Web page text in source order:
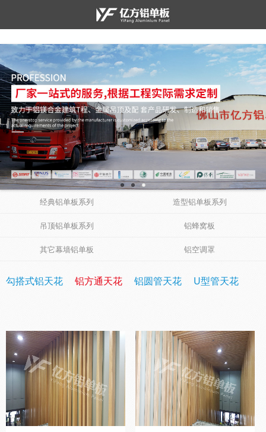
经典铝单板系列 造型铝单板系列
吊顶铝单板系列 铝蜂窝板
其它幕墙铝单板 铝空调罩
勾搭式铝天花 铝方通天花 铝圆管天花 U型管天花